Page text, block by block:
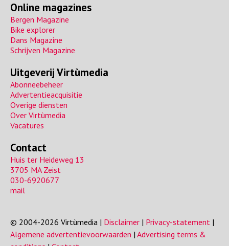
Online magazines
Bergen Magazine
Bike explorer
Dans Magazine
Schrijven Magazine
Uitgeverij Virtùmedia
Abonneebeheer
Advertentieacquisitie
Overige diensten
Over Virtùmedia
Vacatures
Contact
Huis ter Heideweg 13
3705 MA Zeist
030-6920677
mail
© 2004-2026 Virtùmedia | Disclaimer | Privacy-statement |
Algemene advertentievoorwaarden | Advertising terms &